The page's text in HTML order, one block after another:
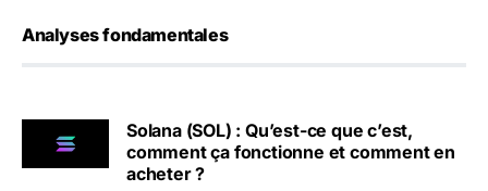
Analyses fondamentales
Solana (SOL) : Qu’est-ce que c’est,
comment ça fonctionne et comment en
acheter ?